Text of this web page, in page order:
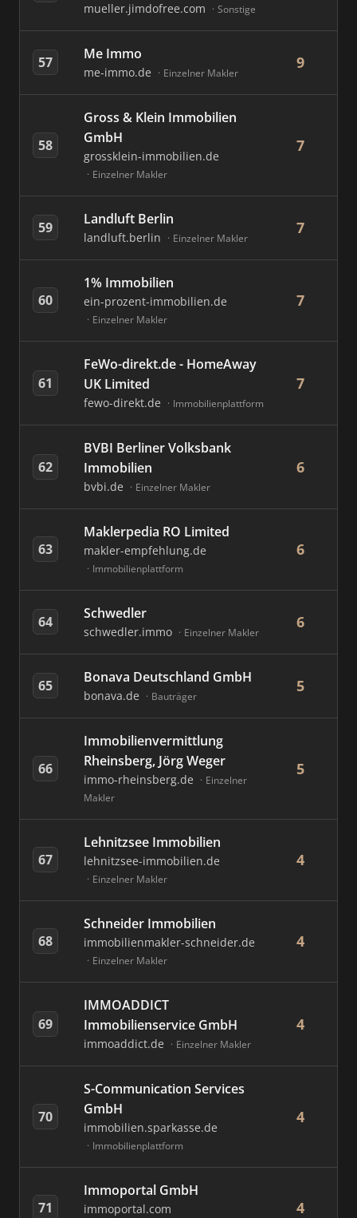
mueller.jimdofree.com Sonstige
57 Me Immo
me-immo.de Einzelner Makler
9
58
Gross & Klein Immobilien
GmbH
grossklein-immobilien.de
Einzelner Makler
7
59 Landluft Berlin
landluft.berlin Einzelner Makler
7
60
1% Immobilien
ein-prozent-immobilien.de
Einzelner Makler
7
61
FeWo-direkt.de - HomeAway
UK Limited
fewo-direkt.de Immobilienplattform
7
62
BVBI Berliner Volksbank
Immobilien
bvbi.de Einzelner Makler
6
63
Maklerpedia RO Limited
makler-empfehlung.de
Immobilienplattform
6
64 Schwedler
schwedler.immo Einzelner Makler
6
65 Bonava Deutschland GmbH
bonava.de Bauträger
5
66
Immobilienvermittlung
Rheinsberg, Jörg Weger
immo-rheinsberg.de
Einzelner
Makler
5
67
Lehnitzsee Immobilien
lehnitzsee-immobilien.de
Einzelner Makler
4
68
Schneider Immobilien
immobilienmakler-schneider.de
Einzelner Makler
4
69
IMMOADDICT
Immobilienservice GmbH
immoaddict.de Einzelner Makler
4
70
S-Communication Services
GmbH
immobilien.sparkasse.de
Immobilienplattform
4
71
Immoportal GmbH
immoportal.com 4